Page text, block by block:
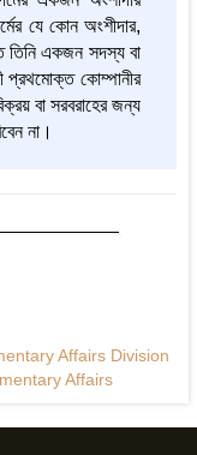
যে কোন অংশীদার,
তিনি একজন সদস্য বা
প্রথমোক্ত কোম্পানীর
বা সরবরাহের জন্য
না।
Affairs Division
Affairs